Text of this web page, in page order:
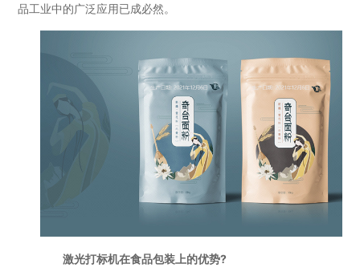
品工业中的广泛应用已成必然。
激光打标机在食品包装上的优势?